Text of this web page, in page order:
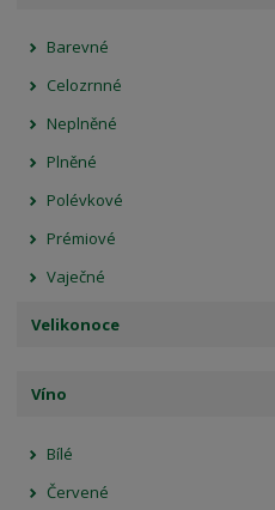
Barevné
Celozrnné
Neplněné
Plněné
Polévkové
Prémiové
Vaječné
Velikonoce
Víno
Bílé
Červené